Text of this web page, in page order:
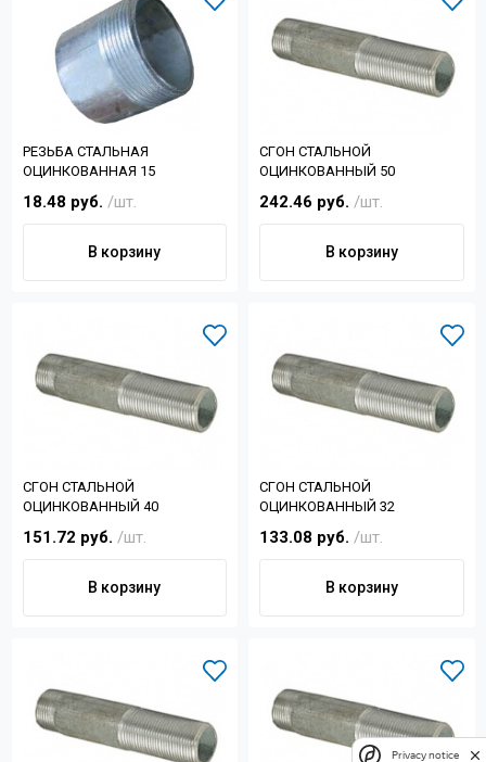
РЕЗЬБА СТАЛЬНАЯ
ОЦИНКОВАННАЯ 15
18.48 руб. /шт.
В корзину
СГОН СТАЛЬНОЙ
ОЦИНКОВАННЫЙ 50
242.46 руб. /шт.
В корзину
СГОН СТАЛЬНОЙ
ОЦИНКОВАННЫЙ 40
151.72 руб. /шт.
В корзину
СГОН СТАЛЬНОЙ
ОЦИНКОВАННЫЙ 32
133.08 руб. /шт.
В корзину
Privacy notice